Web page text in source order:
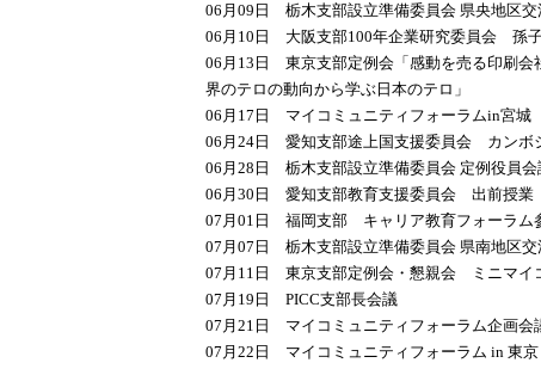
06月09日 栃木支部設立準備委員会 県央地区交
06月10日 大阪支部100年企業研究委員会 孫
06月13日 東京支部定例会「感動を売る印刷会
界のテロの動向から学ぶ日本のテロ」
06月17日 マイコミュニティフォーラムin宮城
06月24日 愛知支部途上国支援委員会 カンボ
06月28日 栃木支部設立準備委員会 定例役員会
06月30日 愛知支部教育支援委員会 出前授業
07月01日 福岡支部 キャリア教育フォーラム
07月07日 栃木支部設立準備委員会 県南地区交
07月11日 東京支部定例会・懇親会 ミニマイ
07月19日 PICC支部長会議
07月21日 マイコミュニティフォーラム企画会
07月22日 マイコミュニティフォーラム in 東京